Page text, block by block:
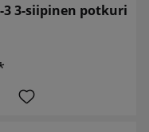
3 3-siipinen potkuri